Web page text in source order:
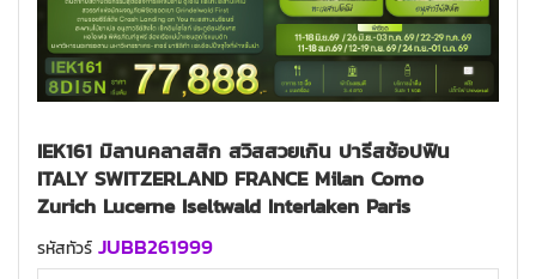
IEK161 มิลานคลาสสิก สวิสสวยเกิน ปารีสช้อปฟิน
ITALY SWITZERLAND FRANCE Milan Como
Zurich Lucerne Iseltwald Interlaken Paris
รหัสทัวร์ JUBB261999